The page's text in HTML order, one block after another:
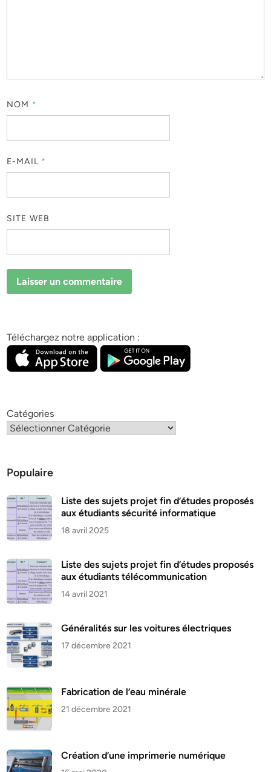
NOM *
E-MAIL *
SITE WEB
Téléchargez notre application :
Catégories
Populaire
Liste des sujets projet fin d’études proposés
aux étudiants sécurité informatique
18 avril 2025
Liste des sujets projet fin d’études proposés
aux étudiants télécommunication
14 avril 2021
Généralités sur les voitures électriques
17 décembre 2021
Fabrication de l’eau minérale
21 décembre 2021
Création d’une imprimerie numérique